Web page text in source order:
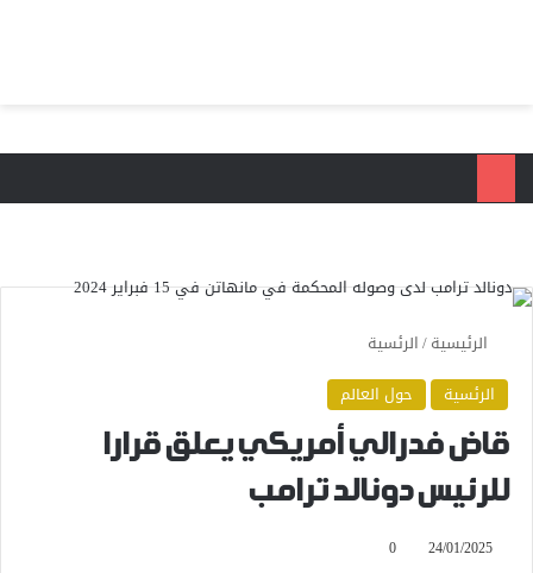
الرئيسية/الرئسية
الرئسية
حول العالم
قاض فدرالي أمريكي يعلق قرارا
للرئيس دونالد ترامب
24/01/2025
0